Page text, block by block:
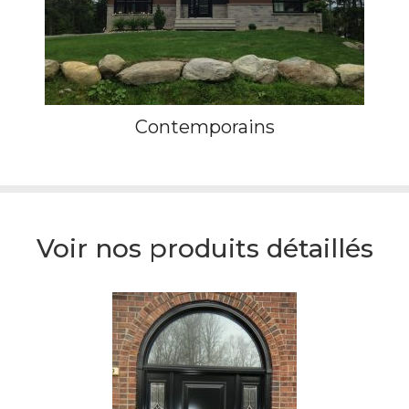
Contemporains
Voir nos produits détaillés